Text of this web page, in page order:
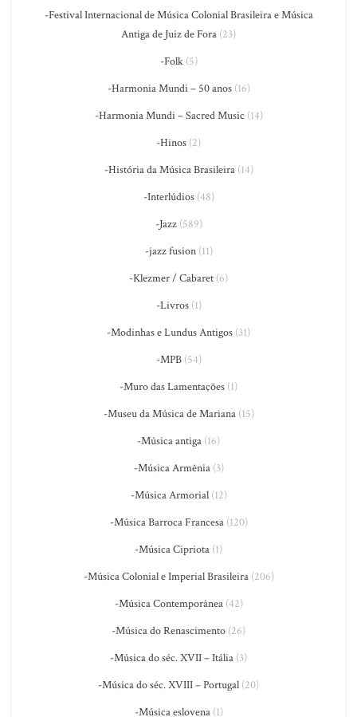
-Festival Internacional de Música Colonial Brasileira e Música
Antiga de Juiz de Fora (23)
-Folk(5)
-Harmonia Mundi – 50 anos(16)
-Harmonia Mundi – Sacred Music (14)
-Hinos (2)
-História da Música Brasileira(14)
-Interlúdios(48)
-Jazz(589)
-jazz fusion(11)
-Klezmer / Cabaret (6)
-Livros(1)
-Modinhas e Lundus Antigos (31)
-MPB(54)
-Muro das Lamentações (1)
-Museu da Música de Mariana(15)
-Música antiga (16)
-Música Armênia(3)
-Música Armorial(12)
-Música Barroca Francesa(120)
-Música Cipriota (1)
-Música Colonial e Imperial Brasileira(206)
-Música Contemporânea(42)
-Música do Renascimento (26)
-Música do séc. XVII – Itália (3)
-Música do séc. XVIII – Portugal (20)
-Música eslovena(1)